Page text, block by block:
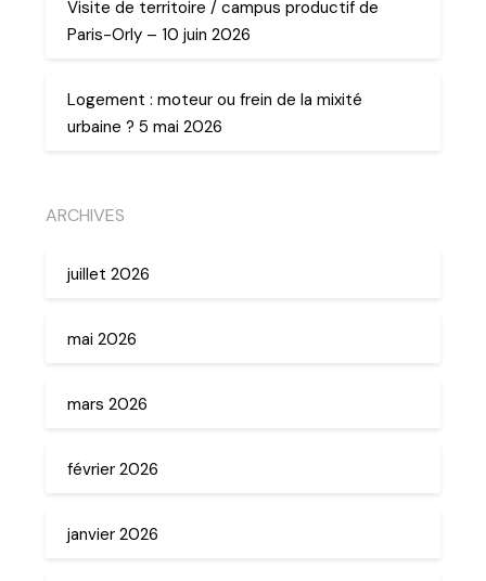
Visite de territoire / campus productif de
Paris-Orly – 10 juin 2026
Logement : moteur ou frein de la mixité
urbaine ? 5 mai 2026
ARCHIVES
juillet 2026
mai 2026
mars 2026
février 2026
janvier 2026